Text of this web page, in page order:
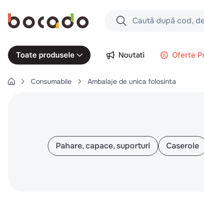
Caută după cod,
Căutări populare
5. burger
6. coaste
Toate produsele Noutati Oferte
Consumabile Ambalaje de unica folosinta
Pahare, capace, suporturi Caserole